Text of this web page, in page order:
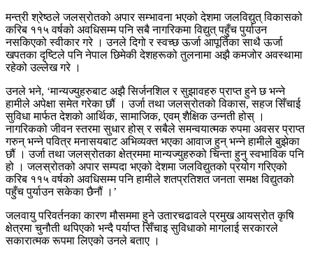
मन्त्री श्रेष्ठले जलस्रोतको अपार सम्भावना भएको देशमा जलविद्युत् विकासको
करिब ११५ वर्षको अवधिसम्म पनि सबै नागरिकमा विद्युत् पहुँच पुर्याउन
नसकिएको स्वीकार गरे । उनले दिगो र स्वच्छ ऊर्जा आपूर्तिका साथै ऊर्जा
खपतका दृष्टिले पनि नेपाल छिमेकी देशहरूको तुलनामा अझै कमजोर अवस्थामा
रहेको उल्लेख गरे ।
उनले भने, ‘मान्यज्युहरुबाट अझै सिर्जनशिल र सुझावहरु प्राप्त हुने छ भन्ने
हामीले अपेक्षा समेत गरेका छौं । उर्जा तथा जलस्रोतको विकास, सहज सिँचाई
सुविधा मार्फत देशको आर्थिक, सामाजिक, एवम् शैक्षिक उन्नती होस् ।
नागरिकको जीवन स्तरमा सुधार होस् र सबैले समन्वयात्मक रुपमा अवसर प्राप्त
गरुन् भन्ने पवित्र मनासयबाट अभिव्यक्त भएका आवाज हुन् भन्ने हामीले बुझेका
छौं । उर्जा तथा जलस्रोतका क्षेत्रममा मान्यज्युहरुको चिन्ता हुनु स्वभाविक पनि
हो । जलस्रोतको अपार सम्पदा भएको देशमा जलविद्युतको प्रयोग गरिएको
करिब ११५ वर्षको अवधिसम्म पनि हामीले शतप्रतिशत जनता समक्ष विद्युतको
पहुँच पुर्याउन सकेका छैनौं ।’
जलवायु परिवर्तनका कारण मौसममा हुने उतारचढावले प्रमुख आयस्रोत कृषि
क्षेत्रमा चुनौती थपिएको भन्दै पर्याप्त सिँचाइ सुविधाको मागलाई सरकारले
सकारात्मक रूपमा लिएको उनले बताए ।